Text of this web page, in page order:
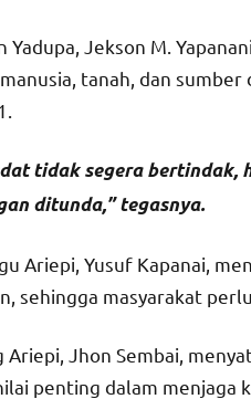
Yadupa, Jekson M.
tanah, dan
tidak segera bertindak,
ditunda,” tegasnya.
Ariepi, Yusuf Kapanai,
sehingga masyarakat
Ariepi, Jhon Sembai,
penting dalam menjaga